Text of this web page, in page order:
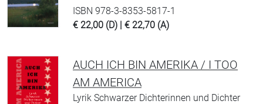
ISBN 978-3-8353-5817-1
€ 22,00 (D) | € 22,70 (A)
AUCH ICH BIN AMERIKA / I TOO
AM AMERICA
Lyrik Schwarzer Dichterinnen und Dichter